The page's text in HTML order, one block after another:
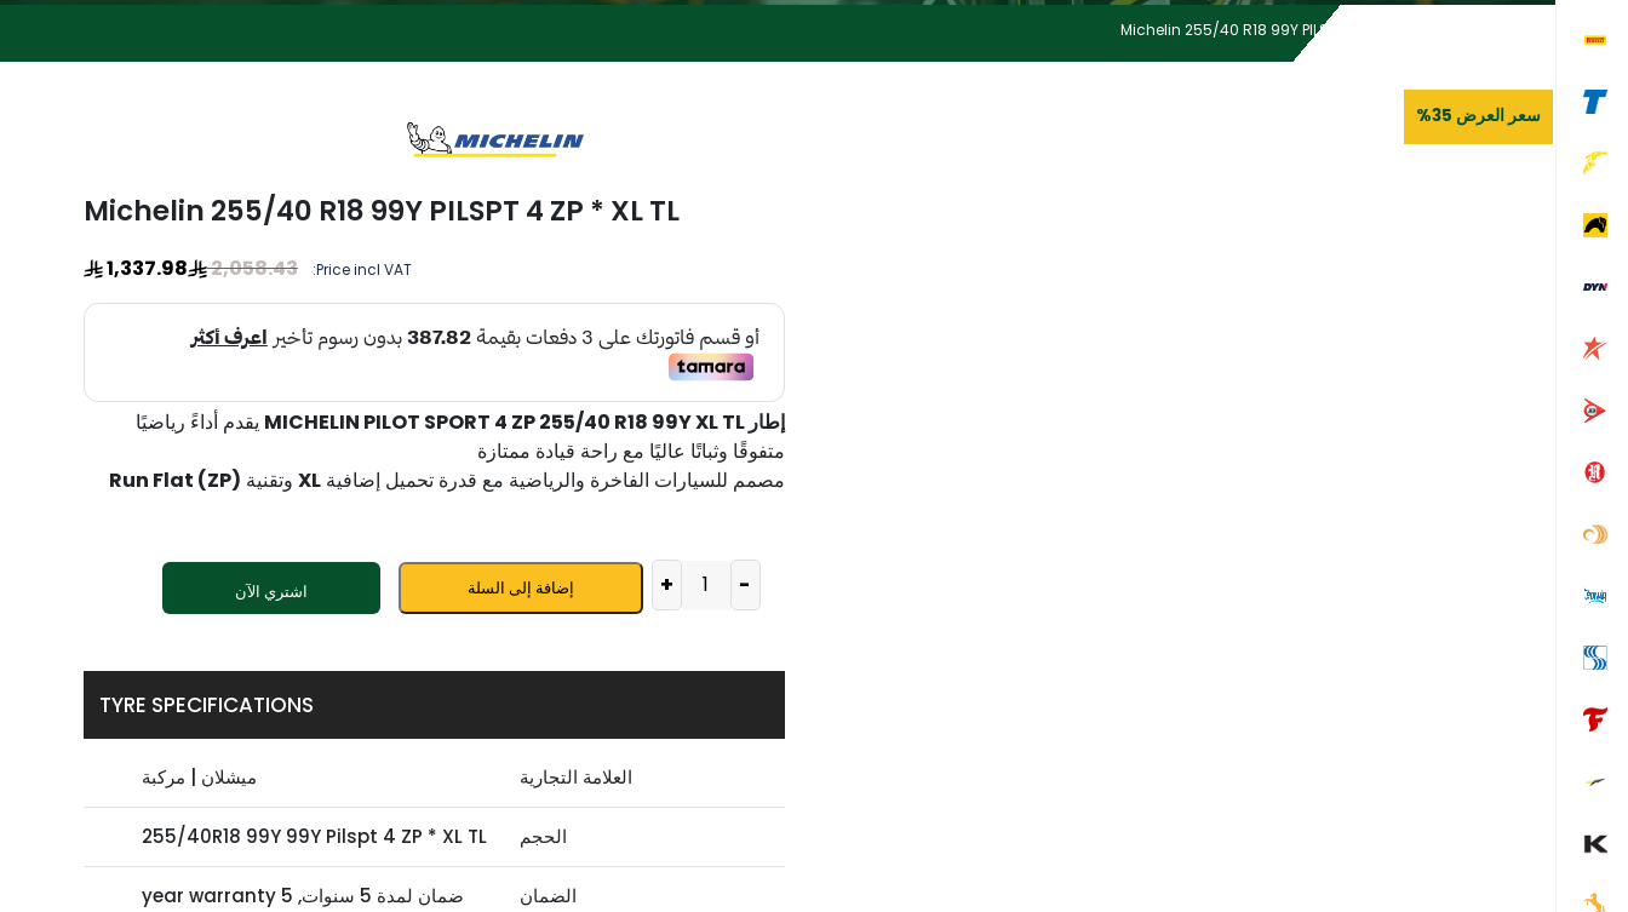
Michelin 255/40 R18 99Y PILSPT 4 ZP * XL TL
سعر العرض 35%
Michelin 255/40 R18 99Y PILSPT 4 ZP * XL TL
Price incl VAT:
2,058.43
1,337.98
إطار MICHELIN PILOT SPORT 4 ZP 255/40 R18 99Y XL TL
يقدم أداءً رياضيًا
متفوقًا وثباتًا عاليًا مع راحة قيادة ممتازة
مصمم للسيارات الفاخرة والرياضية مع قدرة تحميل إضافيةXL وتقنية Run Flat (ZP)
-
+ إضافة إلى السلة اشتري الآن
TYRE SPECIFICATIONS
العلامة التجارية ميشلان | مركبة
الحجم 255/40R18 99Y 99Y Pilspt 4 ZP * XL TL
الضمان ضمان لمدة 5 سنوات, 5 year warranty